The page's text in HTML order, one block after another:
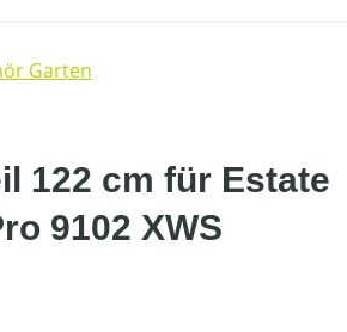
Garten
122 cm für Estate
9102 XWS